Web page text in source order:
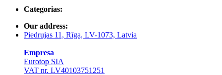
Categorias:
Our address:
Piedrujas 11, Rīga, LV-1073, Latvia
Empresa
Eurotop SIA
VAT nr. LV40103751251